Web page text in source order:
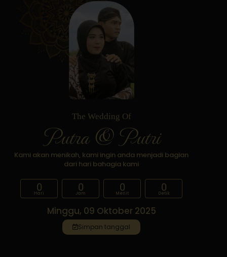
The Wedding Of
Putra & Putri
Kami akan menikah, kami ingin anda menjadi bagian
dari hari bahagia kami
0
Hari
0
Jam
0
Menit
0
Detik
Minggu, 09 Oktober 2025
Simpan tanggal